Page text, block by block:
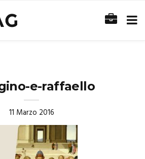
e-raffaello
11 Marzo 2016